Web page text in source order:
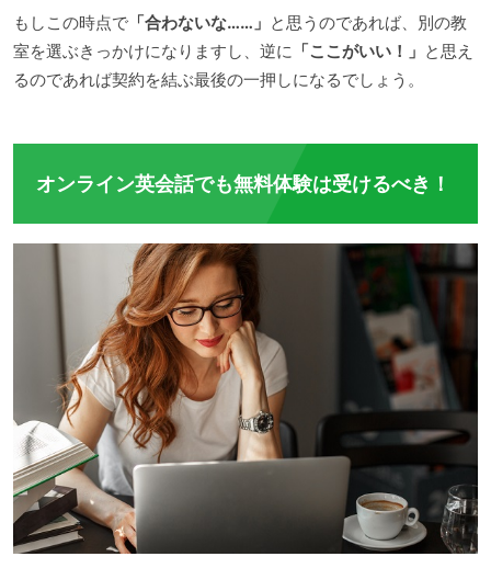
もしこの時点で「合わないな……」 と思うのであれば、別の教
室を選ぶきっかけになりますし、逆に 「ここがいい！」 と思え
るのであれば契約を結ぶ最後の一押しになるでしょう。
オンライン英会話でも無料体験は受けるべき！